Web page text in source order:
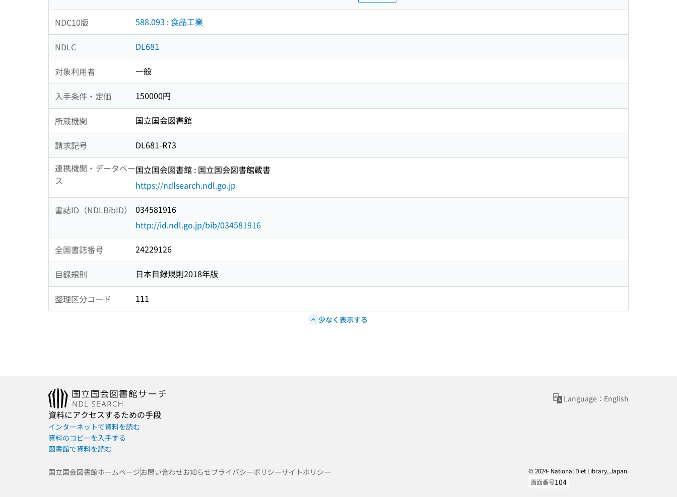
NDC10版 588.093 : 食品工業
NDLC DL681
対象利用者 一般
入手条件・定価 150000円
所蔵機関 国立国会図書館
請求記号
DL681-R73
連携機関・データベー
ス
国立国会図書館 : 国立国会図書館蔵書
https://ndlsearch.ndl.go.jp
書誌ID（NDLBibID）
034581916
http://id.ndl.go.jp/bib/034581916
全国書誌番号 24229126
目録規則 日本目録規則2018年版
整理区分コード 111
少なく表示する
Language：English
資料にアクセスするための手段
インターネットで資料を読む
資料のコピーを入手する
図書館で資料を読む
国立国会図書館ホームページお問い合わせお知らせプライバシーポリシーサイトポリシー
© 2024- National Diet Library, Japan.
画面番号104